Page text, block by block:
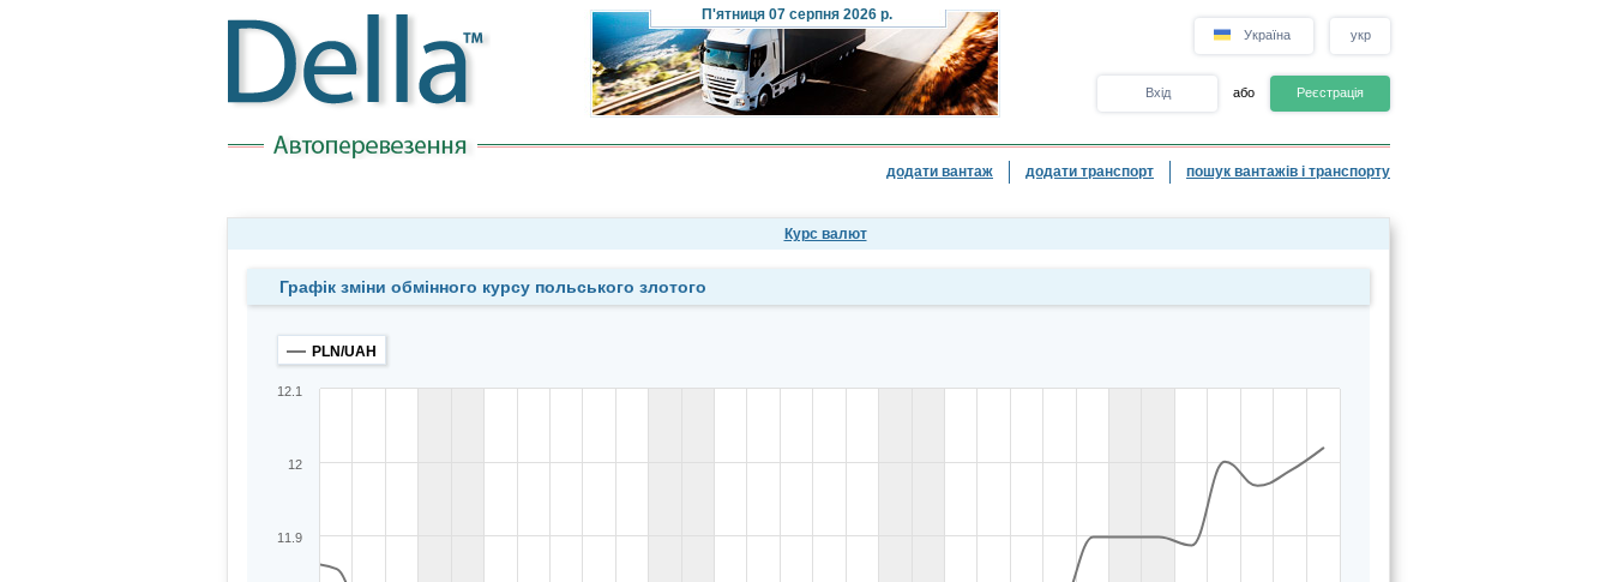
П'ятниця07 серпня 2026 р.
Україна укр
Вхід або Реєстрація
додати вантаж додати транспорт пошук вантажів і транспорту
Курс валют
Графік зміни обмінного курсу польського злотого
PLN/UAH
11.9
12
12.1